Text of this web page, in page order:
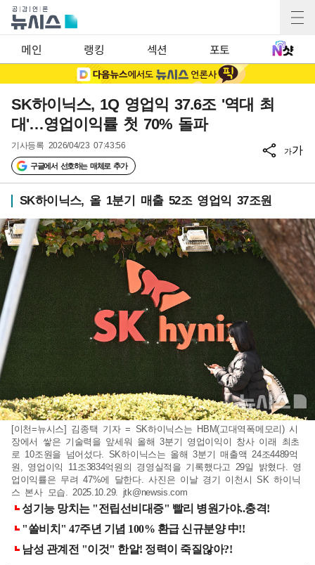
메인 랭킹 섹션 포토
SK하이닉스, 1Q 영업익 37.6조 '역대 최
대'…영업이익률 첫 70% 돌파
기사등록 2026/04/23 07:43:56
구글에서 선호하는 매체로 추가
가가
SK하이닉스, 올 1분기 매출 52조 영업익 37조원
[이천=뉴시스] 김종택 기자 = SK하이닉스는 HBM(고대역폭메모리) 시
장에서 쌓은 기술력을 앞세워 올해 3분기 영업이익이 창사 이래 최초
로 10조원을 넘어섰다. SK하이닉스는 올해 3분기 매출액 24조4489억
원, 영업이익 11조3834억원의 경영실적을 기록했다고 29일 밝혔다. 영
업이익률은 무려 47%에 달한다. 사진은 이날 경기 이천시 SK 하이닉
스 본사 모습. 2025.10.29. jtk@newsis.com